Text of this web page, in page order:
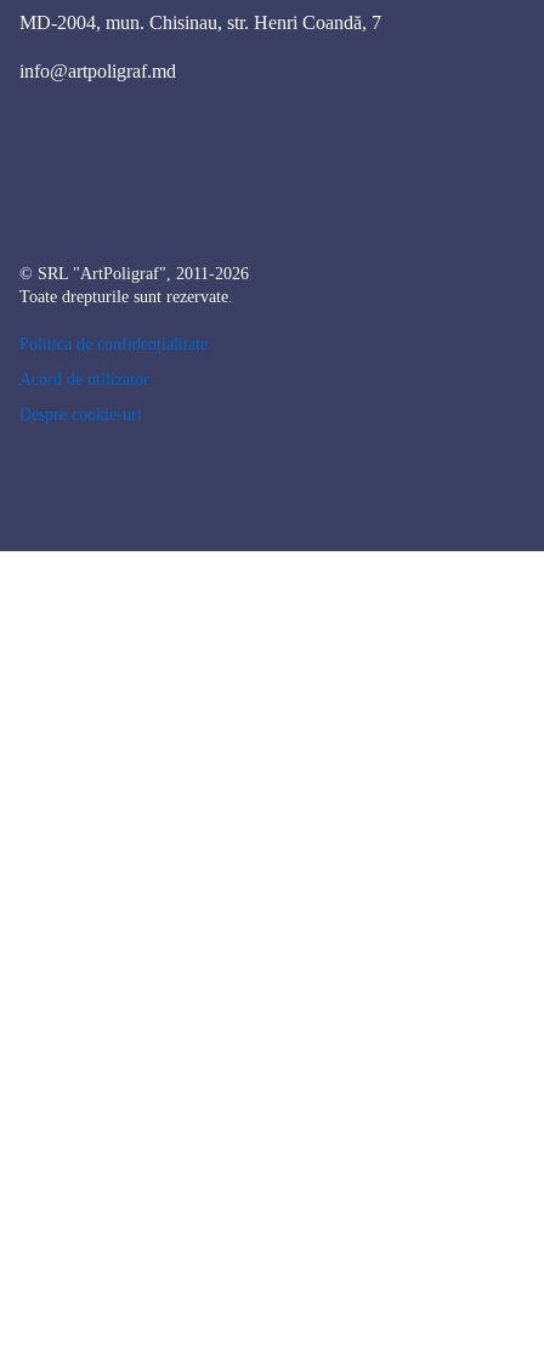
MD-2004, mun. Chisinau, str. Henri Coandă, 7
info@artpoligraf.md
© SRL "ArtPoligraf", 2011-2026
Toate drepturile sunt rezervate.
Politica de confidențialitate
Acord de utilizator
Despre cookie-uri